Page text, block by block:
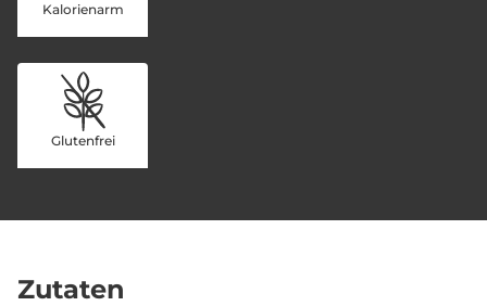
Kalorienarm
Glutenfrei
Zutaten